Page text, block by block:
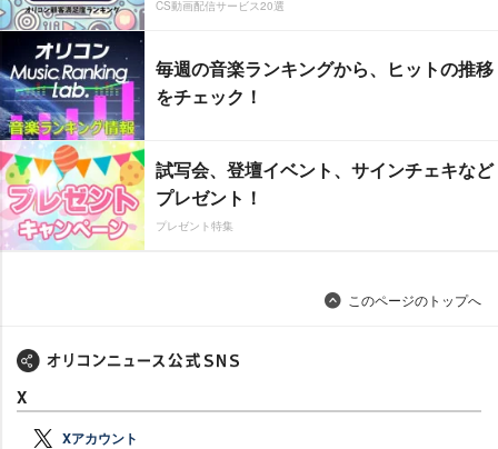
CS動画配信サービス20選
毎週の音楽ランキングから、ヒットの推移
をチェック！
試写会、登壇イベント、サインチェキなど
プレゼント！
プレゼント特集
このページのトップへ
X
Xアカウント